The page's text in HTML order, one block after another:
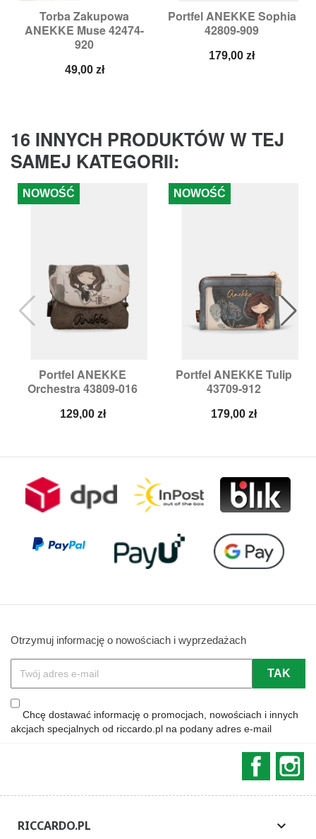
Torba Zakupowa
ANEKKE Muse 42474-
920
Cena
49,00 zł
Portfel ANEKKE Sophia
42809-909
Cena
179,00 zł
16 INNYCH PRODUKTÓW W TEJ
SAMEJ KATEGORII:
Portfel ANEKKE
Orchestra 43809-016
Cena
129,00 zł
NOWOŚĆ
Portfel ANEKKE Tulip
43709-912
Cena
179,00 zł
NOWOŚĆ
Otrzymuj informację o nowościach i wyprzedażach
Chcę dostawać informację o promocjach, nowościach i innych
akcjach specjalnych od riccardo.pl na podany adres e-mail
RICCARDO.PL 